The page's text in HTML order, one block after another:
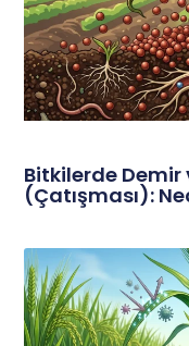
Bitkilerde
(Çatışması):